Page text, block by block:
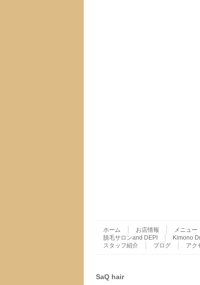
ホーム お店情報 メニュー
脱毛サロンand DEPI
Kimono
スタッフ紹介
ブログ アク
SaQ hair